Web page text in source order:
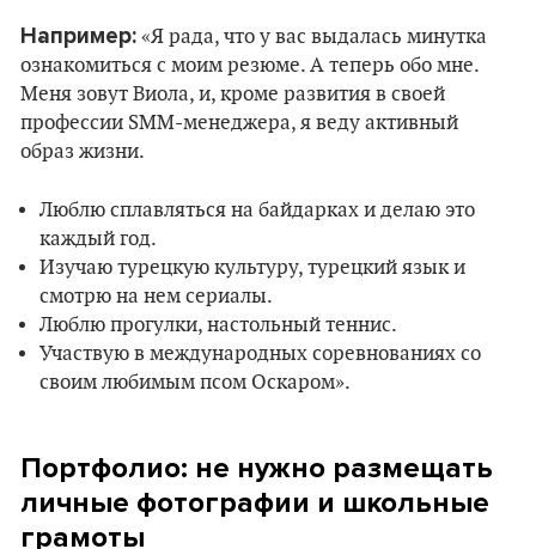
Например: «Я рада, что у вас выдалась минутка
ознакомиться с моим резюме. А теперь обо мне.
Меня зовут Виола, и, кроме развития в своей
профессии SMM-менеджера, я веду активный
образ жизни.
Люблю сплавляться на байдарках и делаю это
каждый год.
Изучаю турецкую культуру, турецкий язык и
смотрю на нем сериалы.
Люблю прогулки, настольный теннис.
Участвую в международных соревнованиях со
своим любимым псом Оскаром».
Портфолио: не нужно размещать
личные фотографии и школьные
грамоты